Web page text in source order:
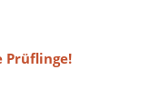
Prüflinge!